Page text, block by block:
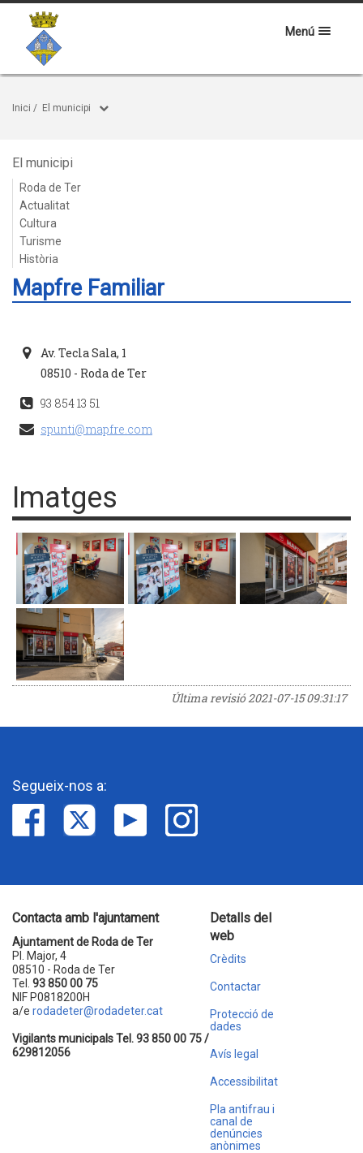
Menú
Inici / El municipi
El municipi
Roda de Ter
Actualitat
Cultura
Turisme
Història
Mapfre Familiar
Av. Tecla Sala, 1
08510 - Roda de Ter
93 854 13 51
spunti@mapfre.com
Imatges
Última revisió2021-07-15 09:31:17
Segueix-nos a:
Contacta amb l'ajuntament
Ajuntament de Roda de Ter
Pl. Major, 4
08510 - Roda de Ter
Tel. 93 850 00 75
NIF P0818200H
a/e rodadeter@rodadeter.cat
Vigilants municipals Tel. 93 850 00 75 /
629812056
Detalls del
web
Crèdits
Contactar
Protecció de
dades
Avís legal
Accessibilitat
Pla antifrau i
canal de
denúncies
anònimes